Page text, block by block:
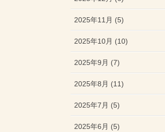
2025年11月 (5)
2025年10月 (10)
2025年9月 (7)
2025年8月 (11)
2025年7月 (5)
2025年6月 (5)